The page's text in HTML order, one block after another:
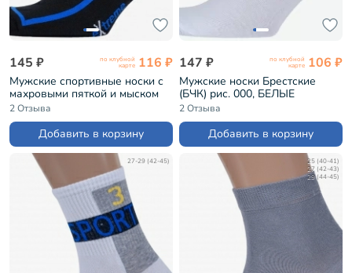
145 ₽ по клубной
карте 116 ₽
Мужские спортивные носки с
махровыми пяткой и мыском
ХОХ ЧЕРНО-СИНИЕ (SPM-10)
2 Отзыва
Добавить в корзину
147 ₽ по клубной
карте 106 ₽
Мужские носки Брестские
(БЧК) рис. 000, БЕЛЫЕ
(14С2124)
2 Отзыва
Добавить в корзину
27-29 (42-45)
25 (40-41)
27 (42-43)
29 (44-45)